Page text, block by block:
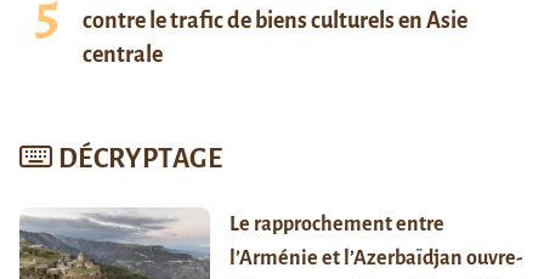
contre le trafic de biens culturels en Asie
centrale
DÉCRYPTAGE
Le rapprochement entre
l’Arménie et l’Azerbaïdjan ouvre-